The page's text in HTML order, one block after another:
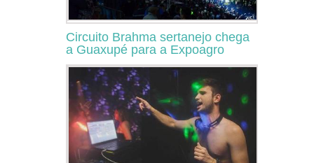
Circuito Brahma sertanejo chega
a Guaxupé para a Expoagro